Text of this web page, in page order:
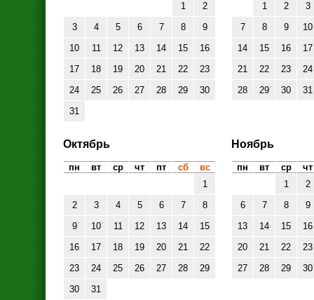
1
2
3
4 5 6 7 8
9
10
11 12 13 14 15
16
17
18 19 20 21 22
23
24
25 26 27 28 29
30
31
1
2
3
7
8 9
10
14
15 16
17
21
22 23
24
28
29 30 31
Октябрь
пн вт ср чт пт сб
вс
1
2
3 4 5 6 7
8
9
10 11 12 13 14
15
16
17 18 19 20 21
22
23
24 25 26 27 28
29
30
31
Ноябрь
пн вт ср
чт
1
2
6
7 8
9
13
14 15
16
20
21 22
23
27
28 29 30